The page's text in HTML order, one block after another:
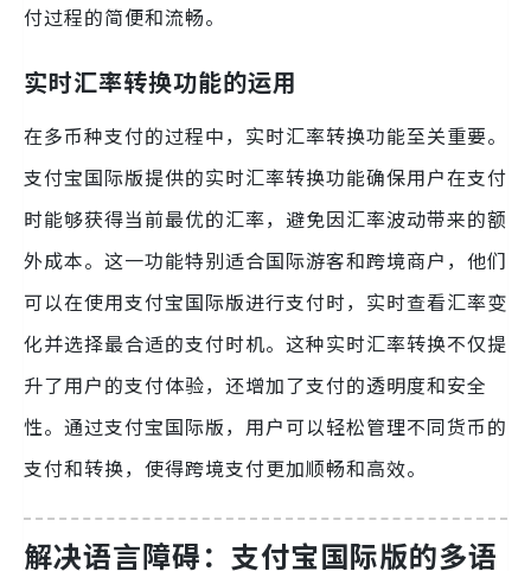
付过程的简便和流畅。
实时汇率转换功能的运用
在多币种支付的过程中，实时汇率转换功能至关重要。
支付宝国际版提供的实时汇率转换功能确保用户在支付
时能够获得当前最优的汇率，避免因汇率波动带来的额
外成本。这一功能特别适合国际游客和跨境商户，他们
可以在使用支付宝国际版进行支付时，实时查看汇率变
化并选择最合适的支付时机。这种实时汇率转换不仅提
升了用户的支付体验，还增加了支付的透明度和安全
性。通过支付宝国际版，用户可以轻松管理不同货币的
支付和转换，使得跨境支付更加顺畅和高效。
解决语言障碍：支付宝国际版的多语